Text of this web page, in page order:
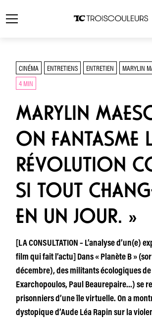
CINÉMA ENTRETIENS ENTRETIEN MARYLIN
4 MIN
MARYLIN
ON FANTASME
RÉVOLUTION
SI TOUT
EN UN JOUR. »
[LA CONSULTATION – L’analyse d’un(e)
film qui fait l’actu] Dans « Planète B »
décembre), des militants écologiques de
Exarchopoulos, Paul Beaurepaire…) se
prisonniers d’une île virtuelle. On a
dystopique d’Aude Léa Rapin sur la